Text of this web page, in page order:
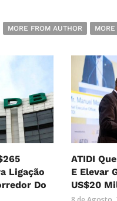
MORE FROM AUTHOR
Ligação
Do
ATIDI
E Elevar
US$20